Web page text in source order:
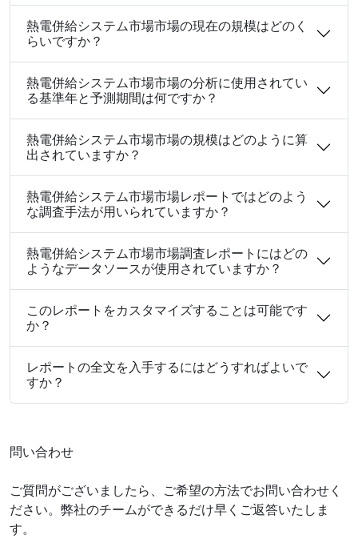
熱電併給システム市場市場の現在の規模はどのく
らいですか？
熱電併給システム市場市場の分析に使用されてい
る基準年と予測期間は何ですか？
熱電併給システム市場市場の規模はどのように算
出されていますか？
熱電併給システム市場市場レポートではどのよう
な調査手法が用いられていますか？
熱電併給システム市場市場調査レポートにはどの
ようなデータソースが使用されていますか？
このレポートをカスタマイズすることは可能です
か？
レポートの全文を入手するにはどうすればよいで
すか？
問い合わせ
ご質問がございましたら、ご希望の方法でお問い合わせく
ださい。弊社のチームができるだけ早くご返答いたしま
す。